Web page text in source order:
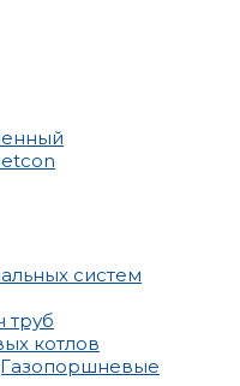
систем
труб
котлов